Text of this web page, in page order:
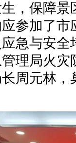
，保障景
参加了
急与安
理局火
周元林